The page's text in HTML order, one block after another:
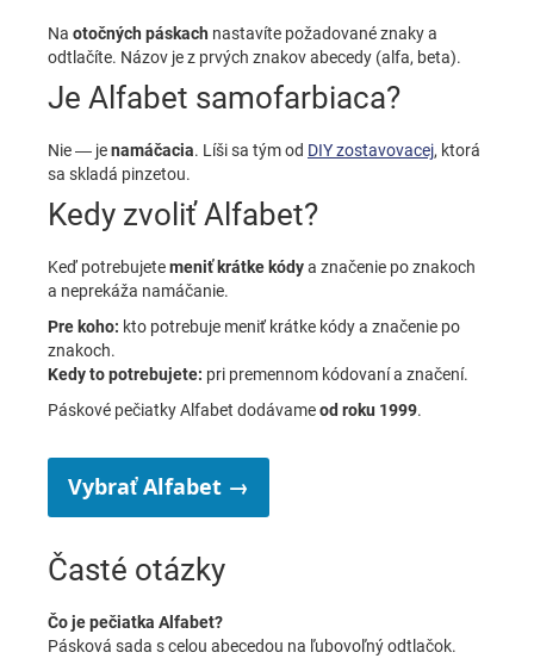
Na otočných páskach nastavíte požadované znaky a
odtlačíte. Názov je z prvých znakov abecedy (alfa, beta).
Je Alfabet samofarbiaca?
Nie — jenamáčacia. Líši sa tým od DIY zostavovacej, ktorá
sa skladá pinzetou.
Kedy zvoliť Alfabet?
Keď potrebujetemeniť krátke kódya značenie po znakoch
a neprekáža namáčanie.
Pre koho: kto potrebuje meniť krátke kódy a značenie po
znakoch.
Kedy to potrebujete: pri premennom kódovaní a značení.
Páskové pečiatky Alfabet dodávameod roku 1999.
Vybrať Alfabet →
Časté otázky
Čo je pečiatka Alfabet?
Pásková sada s celou abecedou na ľubovoľný odtlačok.